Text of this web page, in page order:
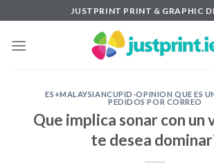
to
content
JUSTPRINT PRINT & GRAPHIC
ES+MALAYSIANCUPID-OPINION QUE ES
PEDIDOS POR CORREO
Que implica sonar con un
te desea